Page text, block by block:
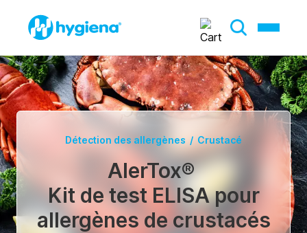
Détection des allergènes / Crustacé
AlerTox®
Kit de test ELISA pour
allergènes de crustacés